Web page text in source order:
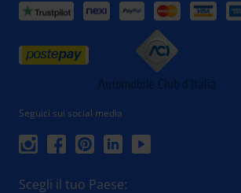
Seguici sui social media
Scegli il tuo Paese: